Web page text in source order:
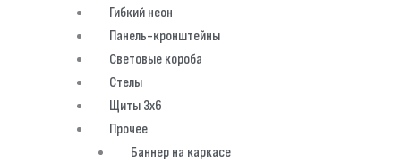
Гибкий неон
Панель-кронштейны
Световые короба
Стелы
Щиты 3х6
Прочее
Баннер на каркасе